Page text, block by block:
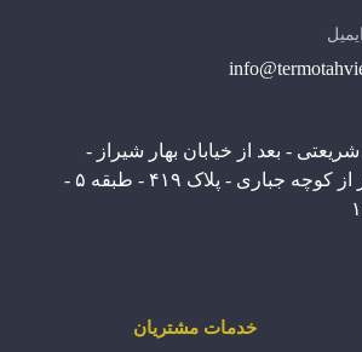
شریعتی - بعد از خیابان بهار شیراز -
پایین تر از کوچه جباری - پلاک ۴۱۹ - طبقه ۵ -
خدمات مشتریان